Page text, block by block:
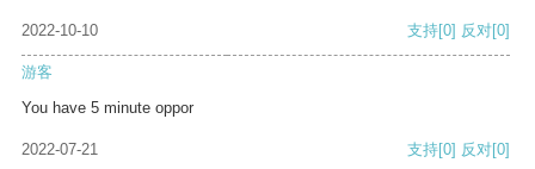
2022-10-10 支持[0] 反对[0]
游客
You have 5 minute oppor
2022-07-21 支持[0] 反对[0]